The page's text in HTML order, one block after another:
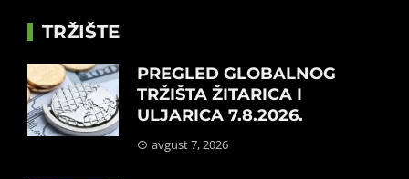
TRŽIŠTE
PREGLED GLOBALNOG
TRŽIŠTA ŽITARICA I
ULJARICA 7.8.2026.
avgust 7, 2026